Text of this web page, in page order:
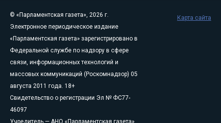
© «Парламентская газета», 2026 г.
Электронное периодическое издание
«Парламентская газета» зарегистрировано в
Федеральной службе по надзору в сфере
связи, информационных технологий и
массовых коммуникаций (Роскомнадзор) 05
августа 2011 года. 18+
Свидетельство о регистрации Эл № ФС77-
46097
Учредитель — АНО «Парламентская газета»
Карта сайта